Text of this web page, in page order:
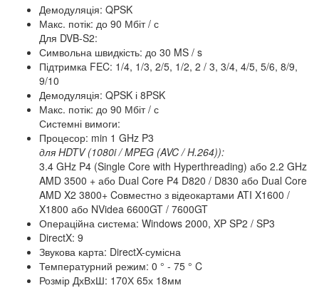
Демодуляція: QPSK
Макс. потік: до 90 Мбіт / с
Для DVB-S2:
Символьна швидкість: до 30 MS / s
Підтримка FEC: 1/4, 1/3, 2/5, 1/2, 2 / 3, 3/4, 4/5, 5/6, 8/9,
9/10
Демодуляція: QPSK і 8PSK
Макс. потік: до 90 Мбіт / с
Системні вимоги:
Процесор: min 1 GHz P3
для HDTV (1080i / MPEG (AVC / H.264)):
3.4 GHz P4 (Single Core with Hyperthreading) або 2.2 GHz
AMD 3500 + або Dual Core P4 D820 / D830 або Dual Core
AMD X2 3800+ Cовместно з відеокартами ATI X1600 /
X1800 або NVidea 6600GT / 7600GT
Операційна система: Windows 2000, XP SP2 / SP3
DirectX: 9
Звукова карта: DirectX-сумісна
Температурний режим: 0 ° - 75 ° C
Розмір ДхВхШ: 170Х 65х 18мм